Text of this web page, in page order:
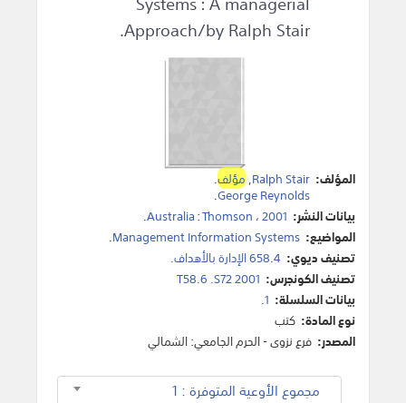
Approach/by Ralph Stair.
المؤلف: Ralph Stair
,مؤلف.
George Reynolds
.
بيانات النشر:
Australia:Thomson ،2001
.
المواضيع: Management Information Systems
.
تصنيف ديوي: 658.4 الإدارة بالأهداف.
تصنيف الكونجرس: T58.6 .S72 2001
بيانات السلسلة: 1.
نوع المادة: كتب
المصدر: فرع نزوى - الحرم الجامعي: الشمالي
مجموع الأوعية المتوفرة : 1